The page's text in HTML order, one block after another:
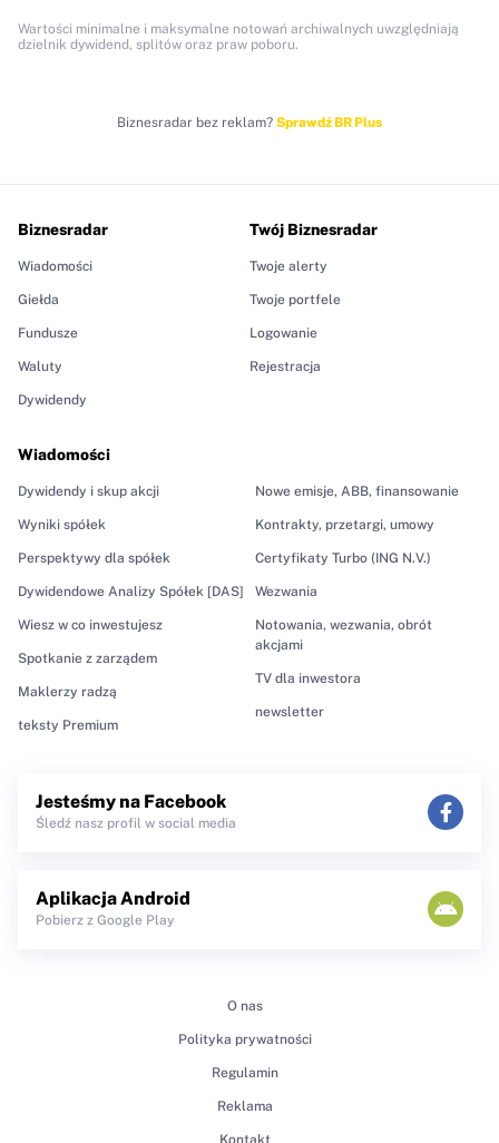
Wartości minimalne i maksymalne notowań archiwalnych uwzględniają
dzielnik dywidend, splitów oraz praw poboru.
Biznesradar bez reklam? Sprawdź BR Plus
Biznesradar
Wiadomości
Giełda
Fundusze
Waluty
Dywidendy
Wiadomości
Dywidendy i skup akcji
Wyniki spółek
Perspektywy dla spółek
Dywidendowe Analizy Spółek [DAS]
Wiesz w co inwestujesz
Spotkanie z zarządem
Maklerzy radzą
teksty Premium
Nowe emisje, ABB, finansowanie
Kontrakty, przetargi, umowy
Certyfikaty Turbo (ING N.V.)
Wezwania
Notowania, wezwania, obrót
akcjami
TV dla inwestora
newsletter
Twój Biznesradar
Twoje alerty
Twoje portfele
Logowanie
Rejestracja
Jesteśmy na Facebook
Śledź nasz profil w social media
Aplikacja Android
Pobierz z Google Play
O nas
Polityka prywatności
Regulamin
Reklama
Kontakt